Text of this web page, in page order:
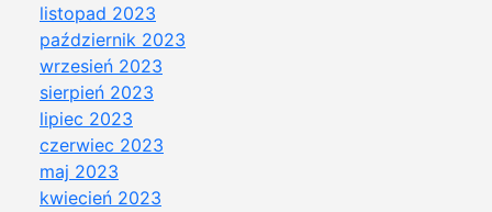
listopad 2023
październik 2023
wrzesień 2023
sierpień 2023
lipiec 2023
czerwiec 2023
maj 2023
kwiecień 2023